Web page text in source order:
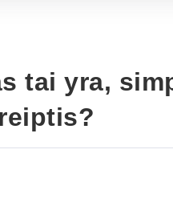
tai yra,